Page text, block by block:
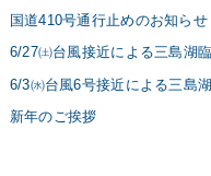
国道410号通行止めのお知らせ
6/27㈯台風接近による三島湖
6/3㈬台風6号接近による三島
新年のご挨拶